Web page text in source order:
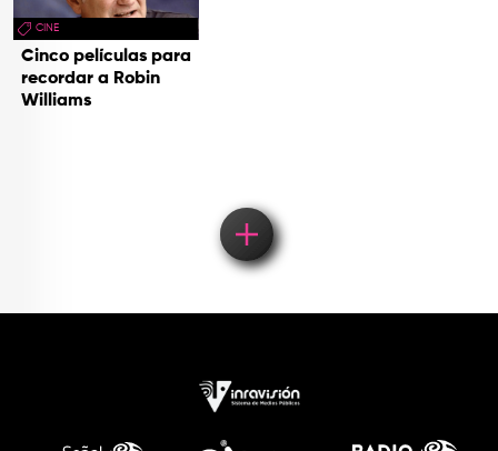
CINE
Cinco películas para
recordar a Robin
Williams